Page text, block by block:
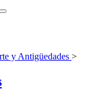
y Antigüedades >